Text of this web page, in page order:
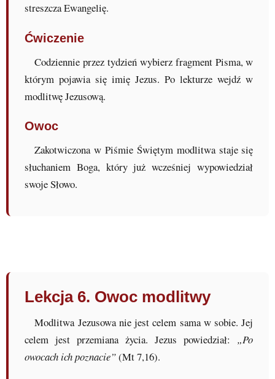
streszcza Ewangelię.
Ćwiczenie
Codziennie przez tydzień wybierz fragment Pisma, w
którym pojawia się imię Jezus. Po lekturze wejdź w
modlitwę Jezusową.
Owoc
Zakotwiczona w Piśmie Świętym modlitwa staje się
słuchaniem Boga, który już wcześniej wypowiedział
swoje Słowo.
Lekcja 6. Owoc modlitwy
Modlitwa Jezusowa nie jest celem sama w sobie. Jej
celem jest przemiana życia. Jezus powiedział: „Po
owocach ich poznacie”(Mt 7,16).